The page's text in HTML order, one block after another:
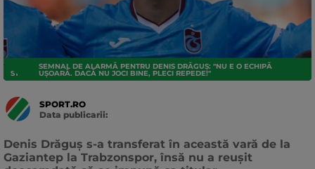
STRANIERI
SEMNAL DE ALARMĂ PENTRU DENIS DRĂGUȘ: "NU E O ECHIPĂ
UȘOARĂ. DACĂ NU JOCI BINE, PLECI REPEDE!"
SPORT.RO
Data publicarii:
Denis Drăguș s-a transferat în această vară de la
Gaziantep la Trabzonspor, însă nu a reușit